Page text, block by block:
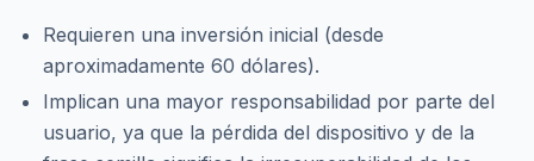
Requieren una inversión inicial (desde
aproximadamente 60 dólares).
Implican una mayor responsabilidad por parte del
usuario, ya que la pérdida del dispositivo y de la